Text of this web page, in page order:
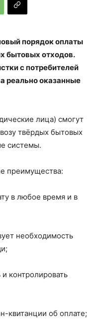
порядок оплаты
бытовых отходов.
с потребителей
реально оказанные
лица) смогут
твёрдых бытовых
системы.
преимущества:
в любое время и в
необходимость
контролировать
квитанции об оплате;